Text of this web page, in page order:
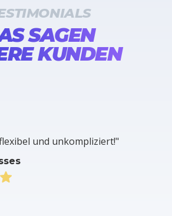
SAGEN
KUNDEN
und unkompliziert!"